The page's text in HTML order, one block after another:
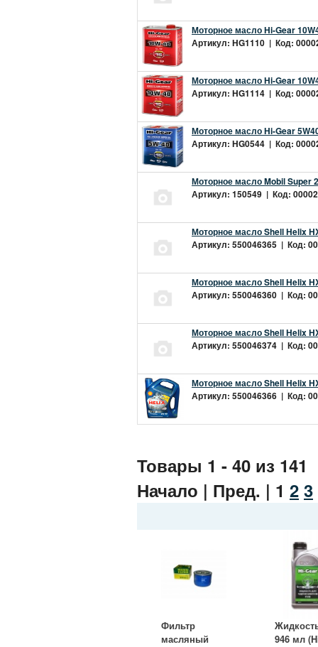
Моторное масло Hi-Gear
Артикул: HG1110 | Код:
Моторное масло Hi-Gear
Артикул: HG1114 | Код:
Моторное масло Hi-Gear
Артикул: HG0544 | Код:
Моторное масло Mobil Super
Артикул: 150549 | Код:
Моторное масло Shell Helix
Артикул: 550046365 | Код:
Моторное масло Shell Helix
Артикул: 550046360 | Код:
Моторное масло Shell Helix
Артикул: 550046374 | Код:
Моторное масло Shell Helix
Артикул: 550046366 | Код:
Товары 1 - 40 из 141
Начало | Пред. | 1 2 3
Фильтр
масляный
946 мл